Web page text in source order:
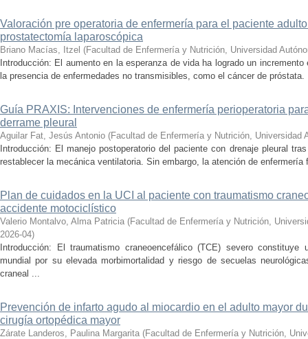
Valoración pre operatoria de enfermería para el paciente
prostatectomía laparoscópica
Briano Macías, Itzel (Facultad de Enfermería y Nutrición, Universidad
Introducción: El aumento en la esperanza de vida ha logrado un
la presencia de enfermedades no transmisibles, como el cáncer de
Guía PRAXIS: Intervenciones de enfermería perioperatoria
derrame pleural
Aguilar Fat, Jesús Antonio (Facultad de Enfermería y Nutrición, Universidad
Introducción: El manejo postoperatorio del paciente con drenaje pleural
restablecer la mecánica ventilatoria. Sin embargo, la atención de
Plan de cuidados en la UCI al paciente con traumatismo
accidente motociclístico
Valerio Montalvo, Alma Patricia (Facultad de Enfermería y Nutrición,
2026-04)
Introducción: El traumatismo craneoencefálico (TCE) severo
mundial por su elevada morbimortalidad y riesgo de secuelas
craneal ...
Prevención de infarto agudo al miocardio en el adulto mayor
cirugía ortopédica mayor
Zárate Landeros, Paulina Margarita (Facultad de Enfermería y Nutrición,